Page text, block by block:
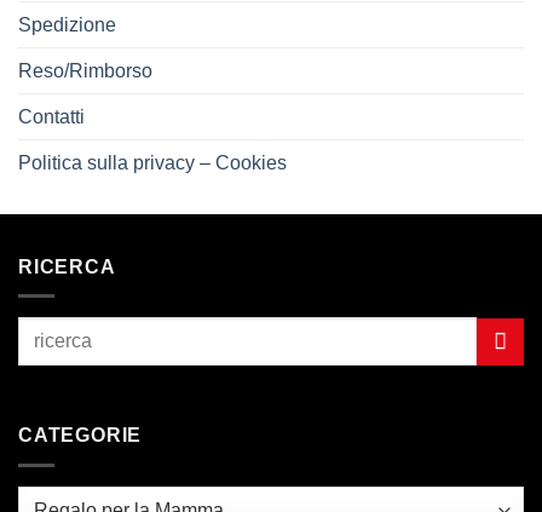
Spedizione
Reso/Rimborso
Contatti
Politica sulla privacy – Cookies
RICERCA
CATEGORIE